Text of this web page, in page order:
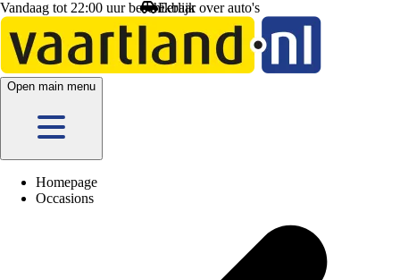
Vandaag tot 22:00 uur beschikbaar
Open main menu
Homepage
Occasions